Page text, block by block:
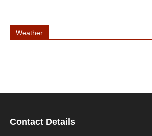
Weather
Contact Details